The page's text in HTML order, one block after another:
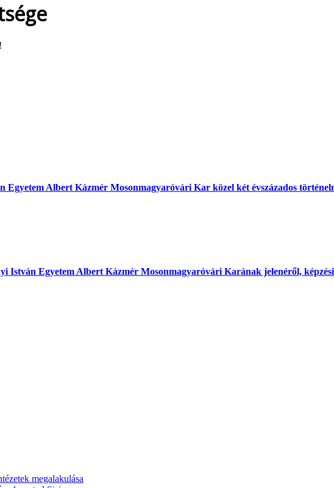
Egyetem Albert Kázmér Mosonmagyaróvári Kar közel két évszázados
István Egyetem Albert Kázmér Mosonmagyaróvári Karának jelenéről,
megalakulása